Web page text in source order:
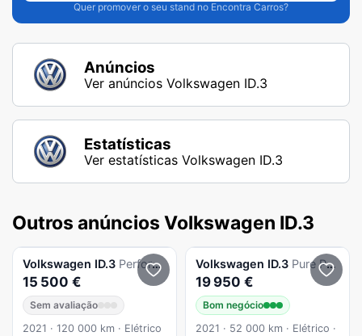
Quer promover o seu stand no Encontra Carros?
Anúncios
Ver anúncios Volkswagen ID.3
Estatísticas
Ver estatísticas Volkswagen ID.3
Outros anúncios Volkswagen ID.3
Volkswagen ID.3 Performance Upgrade Pure
15 500 €
Sem avaliação
2021 · 120 000 km · Elétrico
Volkswagen ID.3 Pure Performance
19 950 €
Bom negócio
2021 · 52 000 km · Elétrico ·